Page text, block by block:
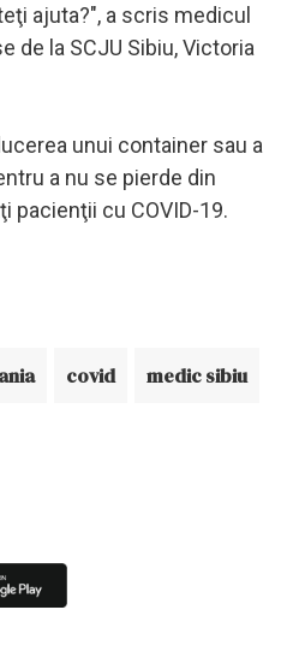
ajuta?", a scris medicul
de la SCJU Sibiu, Victoria
unui container sau a
a nu se pierde din
pacienţii cu COVID-19.
covid medic sibiu